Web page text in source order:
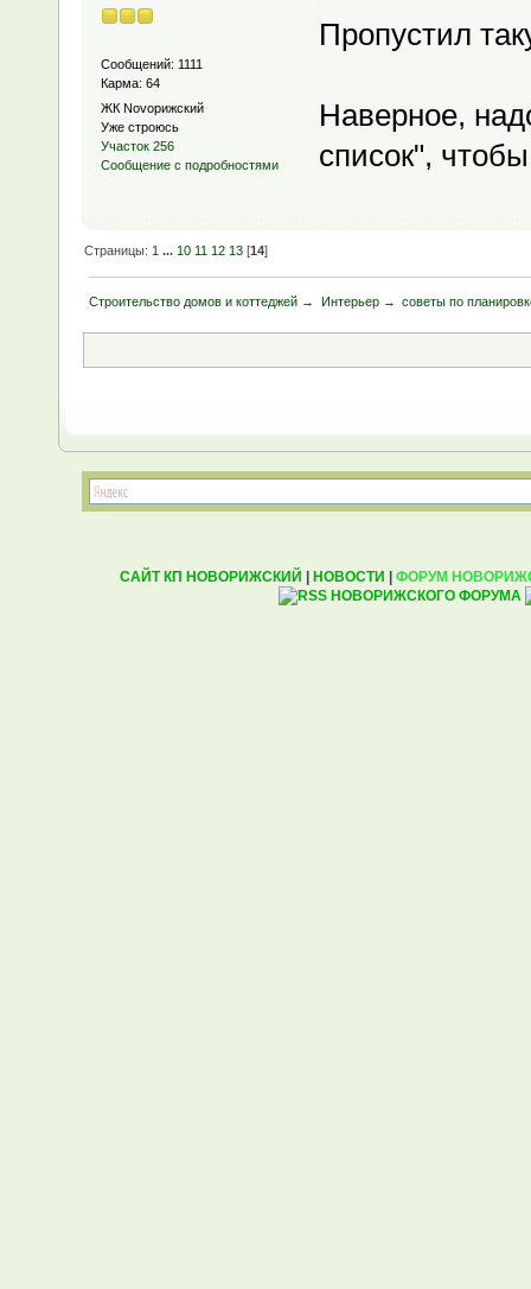
Сообщений: 1111
Карма: 64
ЖК Novoрижский
Уже строюсь
Участок 256
Сообщение с подробностями
Пропустил
Наверное,
список",
Страницы:1 ...10 11 12 13 [14]
Строительство домов и коттеджей → Интерьер→ советы по
САЙТ КП НОВОРИЖСКИЙ | НОВОСТИ | ФОРУМ